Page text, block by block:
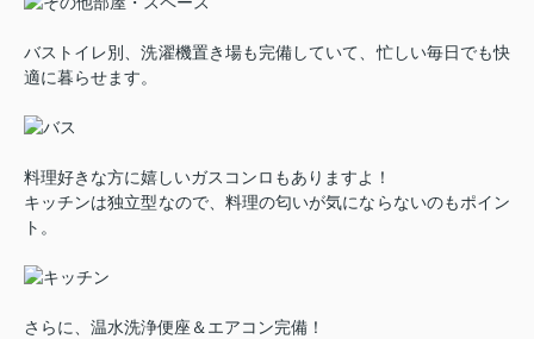
バストイレ別、洗濯機置き場も完備していて、忙しい毎日でも快
適に暮らせます。
料理好きな方に嬉しいガスコンロもありますよ！
キッチンは独立型なので、料理の匂いが気にならないのもポイン
ト。
さらに、温水洗浄便座＆エアコン完備！